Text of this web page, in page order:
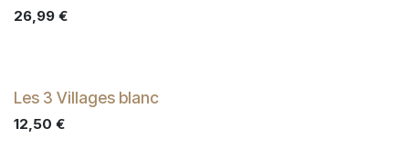
26,99 €
Les 3 Villages blanc
12,50 €